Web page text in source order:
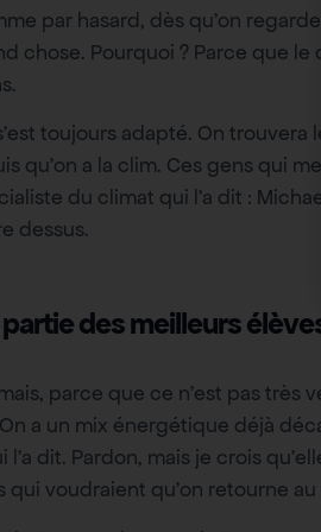
par hasard, dès qu’on
chose. Pourquoi ? Parce que
toujours adapté. On
qu’on a la clim. Ces gens qui
du climat qui l’a dit :
dessus.
des meilleurs
parce que ce n’est pas
a un mix énergétique déjà
dit. Pardon, mais je crois
qui voudraient qu’on retourne